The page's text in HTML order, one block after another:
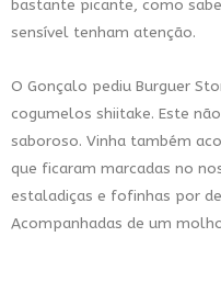
bastante picante, como
sensível tenham atenção.
O Gonçalo pediu Burguer
cogumelos shiitake. Este
saboroso. Vinha também
que ficaram marcadas no
estaladiças e fofinhas por
Acompanhadas de um